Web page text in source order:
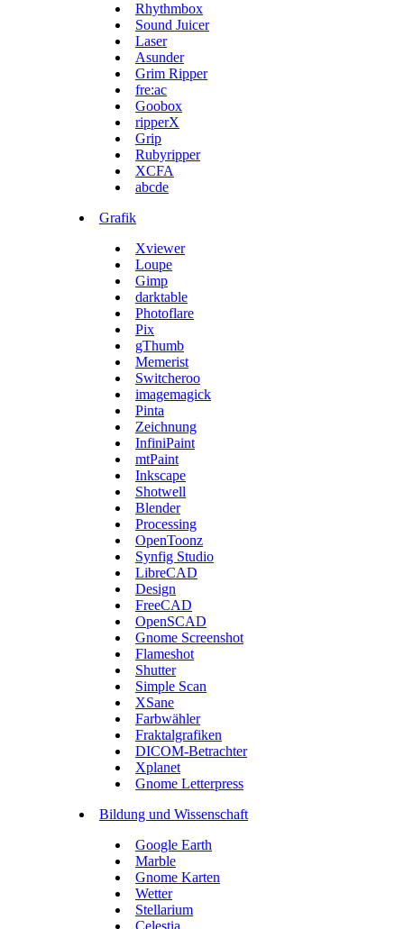
Rhythmbox
Sound Juicer
Laser
Asunder
Grim Ripper
fre:ac
Goobox
ripperX
Grip
Rubyripper
XCFA
abcde
Grafik
Xviewer
Loupe
Gimp
darktable
Photoflare
Pix
gThumb
Memerist
Switcheroo
imagemagick
Pinta
Zeichnung
InfiniPaint
mtPaint
Inkscape
Shotwell
Blender
Processing
OpenToonz
Synfig Studio
LibreCAD
Design
FreeCAD
OpenSCAD
Gnome Screenshot
Flameshot
Shutter
Simple Scan
XSane
Farbwähler
Fraktalgrafiken
DICOM-Betrachter
Xplanet
Gnome Letterpress
Bildung und Wissenschaft
Google Earth
Marble
Gnome Karten
Wetter
Stellarium
Celestia